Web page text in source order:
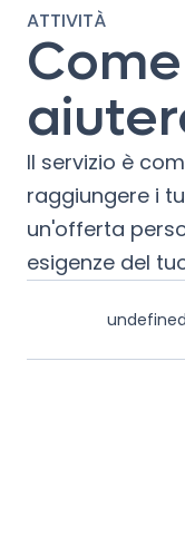
ATTIVITÀ
Il servizio è
raggiungere i
un'offerta
esigenze del
undefined